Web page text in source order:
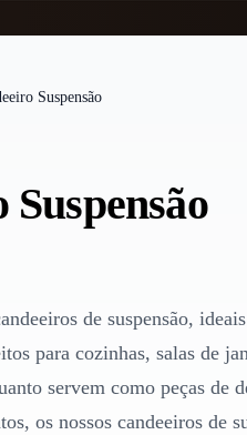
Suspensão
de suspensão,
para cozinhas, salas de
servem como peças de
os nossos candeeiros de